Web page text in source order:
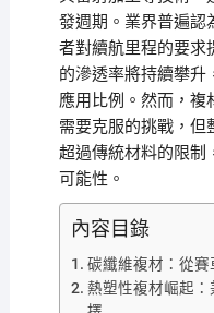
發週期。業界普遍認
者對續航里程的要求
的滲透率將持續攀升
應用比例。然而，複
需要克服的挑戰，但
超過傳統材料的限制
可能性。
內容目錄
碳纖維複材：從
熱塑性複材崛起